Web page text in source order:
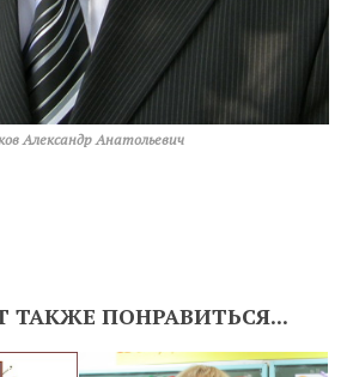
Александр Анатольевич
ПОНРАВИТЬСЯ...